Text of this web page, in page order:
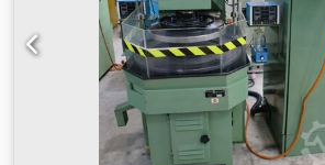
dog også af værktøjslængder,
emnet osv. Dcodpfx Aolqac Sjndok